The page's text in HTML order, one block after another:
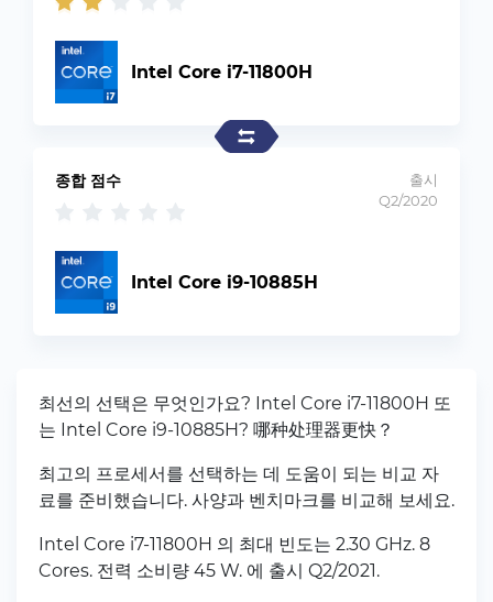
Intel Core i7-11800H
출시
Q2/2020
종합 점수
Intel Core i9-10885H
최선의 선택은 무엇인가요? Intel Core i7-11800H 또
는 Intel Core i9-10885H? 哪种处理器更快？
최고의 프로세서를 선택하는 데 도움이 되는 비교 자
료를 준비했습니다. 사양과 벤치마크를 비교해 보세요.
Intel Core i7-11800H 의 최대 빈도는 2.30 GHz. 8
Cores. 전력 소비량 45 W. 에 출시 Q2/2021.